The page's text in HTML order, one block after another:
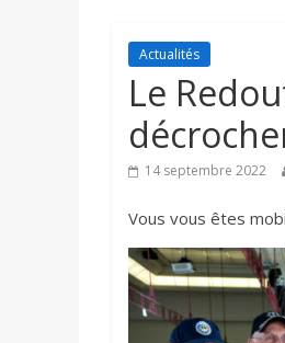
Actualités
Le
14 septembre 2022
Vous vous êtes